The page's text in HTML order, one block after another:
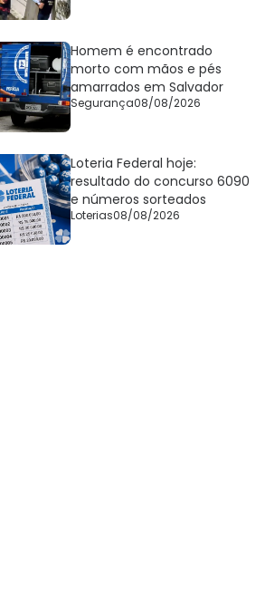
Homem é encontrado
morto com mãos e pés
amarrados em Salvador
Segurança08/08/2026
Loteria Federal hoje:
resultado do concurso 6090
e números sorteados
Loterias08/08/2026